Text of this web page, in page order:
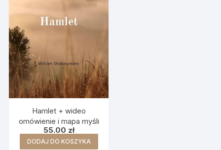
Hamlet + wideo
omówienie i mapa myśli
55.00 zł
DODAJ DO KOSZYKA